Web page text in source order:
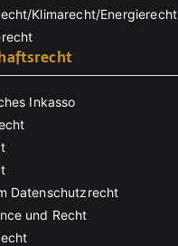
Klimarecht/Energierecht
Inkasso
Datenschutzrecht
und Recht